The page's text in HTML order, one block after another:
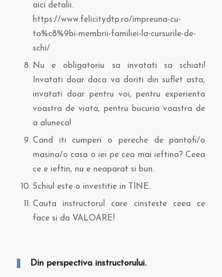
aici detalii.
https://www.felicitydtp.ro/impreuna-cu-
to%c8%9bi-membrii-familiei-la-cursurile-de-
schi/
Nu e obligatoriu sa invatati sa schiati!
Invatati doar daca va doriti din suflet asta,
invatati doar pentru voi, pentru experienta
voastra de viata, pentru bucuria voastra de
a aluneca!
Cand iti cumperi o pereche de pantofi/o
masina/o casa o iei pe cea mai ieftina? Ceea
ce e ieftin, nu e neaparat si bun.
Schiul este o investitie in TINE.
Cauta instructorul care cinsteste ceea ce
face si da VALOARE!
Din perspectiva instructorului.